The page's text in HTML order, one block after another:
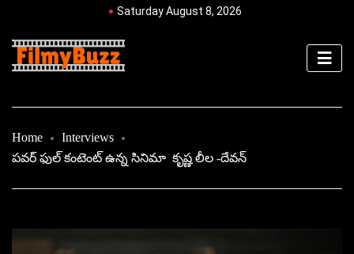
Saturday August 8, 2026
Home
Interviews
పవర్ ఫుల్ కంటెంట్ ఉన్న సినిమా కృష్ణ లీల -దేవన్